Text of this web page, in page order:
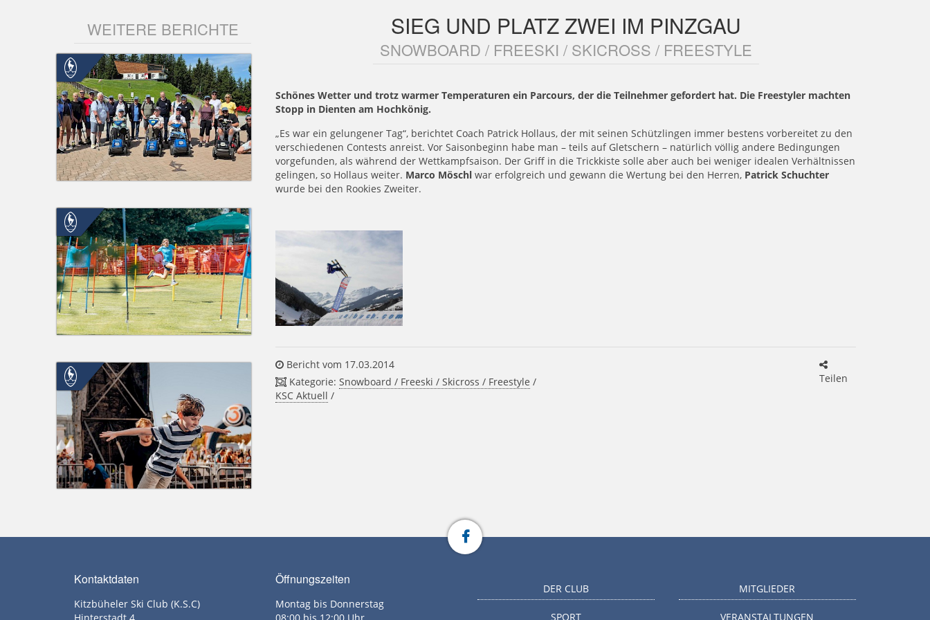
SIEG UND PLATZ ZWEI IM PINZGAU
SNOWBOARD / FREESKI / SKICROSS / FREESTYLE
Schönes Wetter und trotz warmer Temperaturen ein Parcours, der die Teilnehmer gefordert hat. Die Freestyler machten
Stopp in Dienten am Hochkönig.
„Es war ein gelungener Tag“, berichtet Coach Patrick Hollaus, der mit seinen Schützlingen immer bestens vorbereitet zu den
verschiedenen Contests anreist. Vor Saisonbeginn habe man – teils auf Gletschern – natürlich völlig andere Bedingungen
vorgefunden, als während der Wettkampfsaison. Der Griff in die Trickkiste solle aber auch bei weniger idealen Verhältnissen
gelingen, so Hollaus weiter. Marco Möschl war erfolgreich und gewann die Wertung bei den Herren, Patrick Schuchter
wurde bei den Rookies Zweiter.
Bericht vom 17.03.2014
Kategorie:Snowboard / Freeski / Skicross / Freestyle /
KSC Aktuell /
Teilen
WEITERE BERICHTE
Kontaktdaten
Kitzbüheler Ski Club (K.S.C)
Öffnungszeiten
Montag bis Donnerstag
DER CLUB
SPORT
MITGLIEDER
VERANSTALTUNGEN